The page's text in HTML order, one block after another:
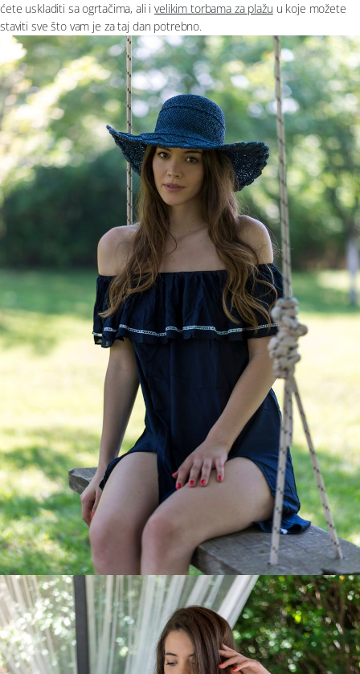
ćete uskladiti sa ogrtačima, ali ivelikim torbama za plažu u koje možete
staviti sve što vam je za taj dan potrebno.